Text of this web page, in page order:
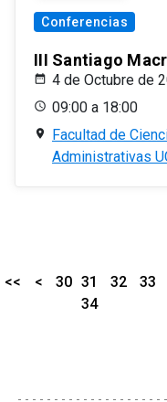
Conferencias
III Santiago
4 de Octubre de
09:00 a 18:00
Facultad de
Administrativas
<< < 30 31 32
33
34